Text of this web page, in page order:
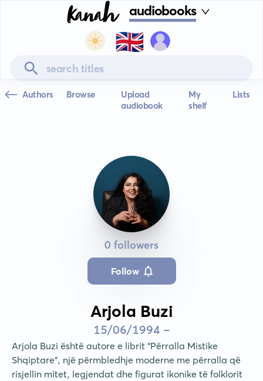
audiobooks
🇬🇧
Authors Browse
Upload
audiobook
My
shelf
Lists
0 followers
Follow
Arjola Buzi
15/06/1994 -
Arjola Buzi është autore e librit “Përralla Mistike
Shqiptare”, një përmbledhje moderne me përralla që
risjellin mitet, legjendat dhe figurat ikonike të folklorit